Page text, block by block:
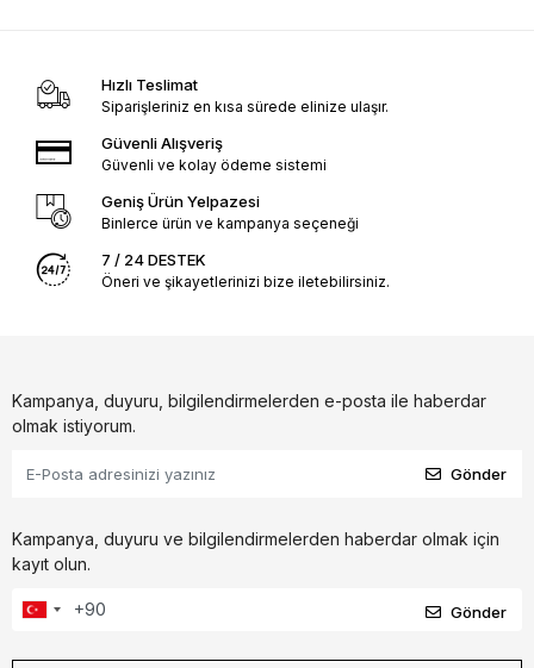
Hızlı Teslimat
Siparişleriniz en kısa sürede elinize ulaşır.
Güvenli Alışveriş
Güvenli ve kolay ödeme sistemi
Geniş Ürün Yelpazesi
Binlerce ürün ve kampanya seçeneği
7 / 24 DESTEK
Öneri ve şikayetlerinizi bize iletebilirsiniz.
Kampanya, duyuru, bilgilendirmelerden e-posta ile haberdar
olmak istiyorum.
Gönder
Kampanya, duyuru ve bilgilendirmelerden haberdar olmak için
kayıt olun.
Gönder